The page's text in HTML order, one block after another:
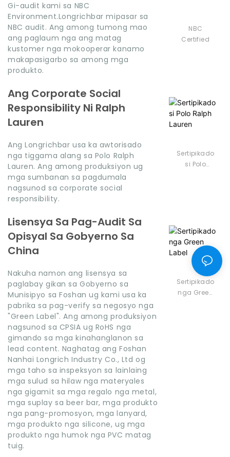
Gi-audit kami sa NBC
Environment.Longrichbar mipasar sa
NBC audit. Ang among tumong mao
ang paglaum nga ang matag
kustomer nga mokooperar kanamo
makapasigarbo sa among mga
produkto.
NBC
Certified
Ang Corporate Social
Responsibility Ni Ralph
Lauren
Ang Longrichbar usa ka awtorisado
nga tiggama alang sa Polo Ralph
Lauren. Ang among produksiyon ug
mga sumbanan sa pagdumala
nagsunod sa corporate social
responsibility.
Sertipikado
si Polo
Lisensya Sa Pag-Audit Sa
Opisyal Sa Gobyerno Sa
China
Nakuha namon ang lisensya sa
paglabay gikan sa Gobyerno sa
Munisipyo sa Foshan ug kami usa ka
pabrika sa pag-verify sa negosyo nga
"Green Label". Ang among produksiyon
nagsunod sa CPSIA ug RoHS nga
gimando sa mga kinahanglanon sa
lead content. Naghatag ang Foshan
Nanhai Longrich Industry Co., Ltd og
mga taho sa inspeksyon sa lainlaing
mga sulud sa hilaw nga materyales
nga gigamit sa mga regalo nga metal,
mga suplay sa beer bar, mga produkto
nga pang-promosyon, mga lanyard,
mga produkto nga silicone, ug mga
produkto nga humok nga PVC matag
tuig.
Sertipikado
nga Green